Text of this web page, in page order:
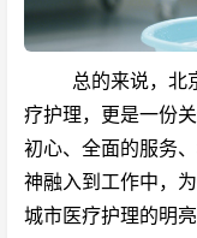
总的来说，北京
疗护理，更是一份
初心、全面的服务
神融入到工作中，
城市医疗护理的明亮